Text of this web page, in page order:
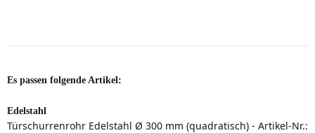
Es passen folgende Artikel:
Edelstahl
Türschurrenrohr Edelstahl Ø 300 mm (quadratisch) - Artikel-Nr.: